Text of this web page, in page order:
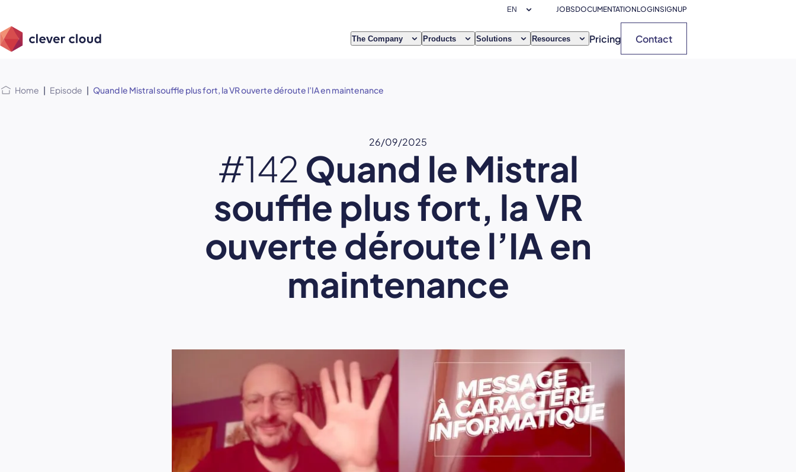
menu
JOBSDOCUMENTATIONLOGINSIGNUP
The Company Products Solutions Resources Pricing Contact
Home | Episode | Quand le Mistral souffle plus fort, la VR ouverte déroute l’IA en maintenance
26/09/2025
#142 Quand le Mistral
souffle plus fort, la VR
ouverte déroute l’IA en
maintenance